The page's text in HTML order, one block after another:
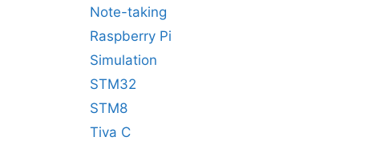
Note-taking
Raspberry Pi
Simulation
STM32
STM8
Tiva C